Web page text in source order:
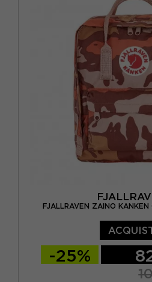
FJALLRAVEN ZAINO KANKEN
-25%